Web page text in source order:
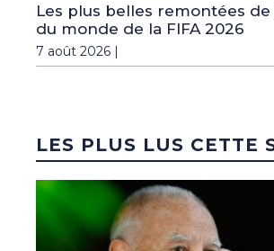
Les plus belles remontées de
du monde de la FIFA 2026
7 août 2026 |
LES PLUS LUS CETTE